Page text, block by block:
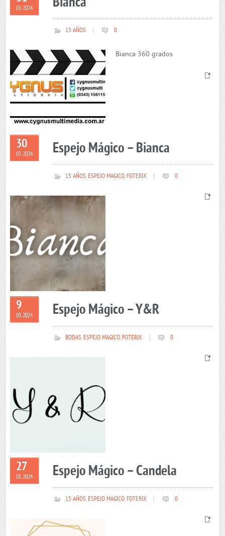
03 2024
15 AÑOS 0
Bianca 360 grados
30
03 2024 Espejo Mágico – Bianca
15 AÑOS,ESPEJO MAGICO,FOTERIX 0
9
03 2024 Espejo Mágico – Y&R
BODAS,ESPEJO MAGICO,FOTERIX 0
27
01 2024 Espejo Mágico – Candela
15 AÑOS,ESPEJO MAGICO,FOTERIX 0